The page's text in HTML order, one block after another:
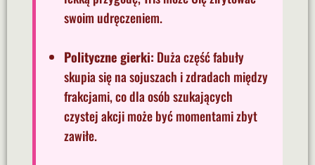
swoim udręczeniem.
Polityczne gierki: Duża część fabuły
skupia się na sojuszach i zdradach między
frakcjami, co dla osób szukających
czystej akcji może być momentami zbyt
zawiłe.